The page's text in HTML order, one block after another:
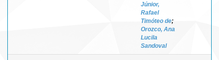
Júnior,
Rafael
Timóteo de;
Orozco, Ana
Lucila
Sandoval